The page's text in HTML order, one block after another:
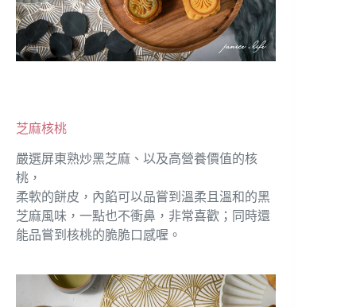
芝麻核桃
嚴選屏東熟炒黑芝麻、以及高營養價值的核
桃，
柔軟的餅皮，內餡可以品嘗到溫柔且溫和的黑
芝麻風味，一點也不衝鼻，非常喜歡；同時還
能品嘗到核桃的脆脆口感喔。